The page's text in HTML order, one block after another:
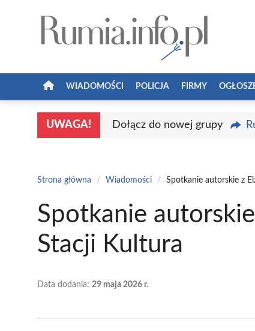
WIADOMOŚCI POLICJA FIRMY
UWAGA! Dołącz do nowej grupy
Strona główna / Wiadomości / Spotkanie autorskie z
Spotkanie
Stacji Kultura
Data dodania: 29 maja 2026 r.